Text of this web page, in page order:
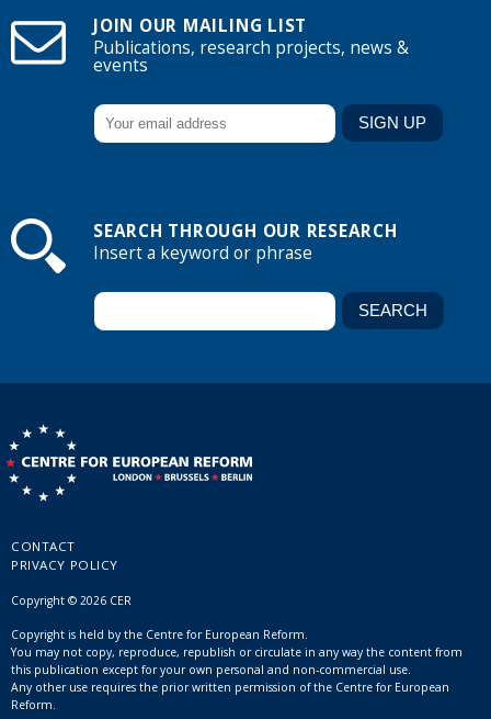
JOIN OUR MAILING LIST
Publications, research projects, news &
events
SEARCH THROUGH OUR RESEARCH
Insert a keyword or phrase
CONTACT
PRIVACY POLICY
Copyright © 2026 CER
Copyright is held by the Centre for European Reform.
You may not copy, reproduce, republish or circulate in any way the content from
this publication except for your own personal and non-commercial use.
Any other use requires the prior written permission of the Centre for European
Reform.